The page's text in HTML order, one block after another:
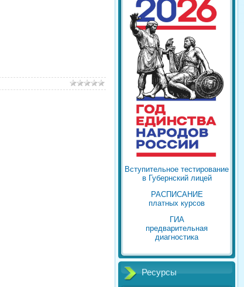
Вступительное тестирование
в Губернский лицей
РАСПИСАНИЕ
платных курсов
ГИА
предварительная
диагностика
Ресурсы